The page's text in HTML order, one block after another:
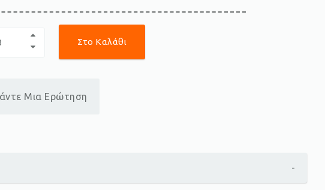
Στο Καλάθι
Μια Ερώτηση
-